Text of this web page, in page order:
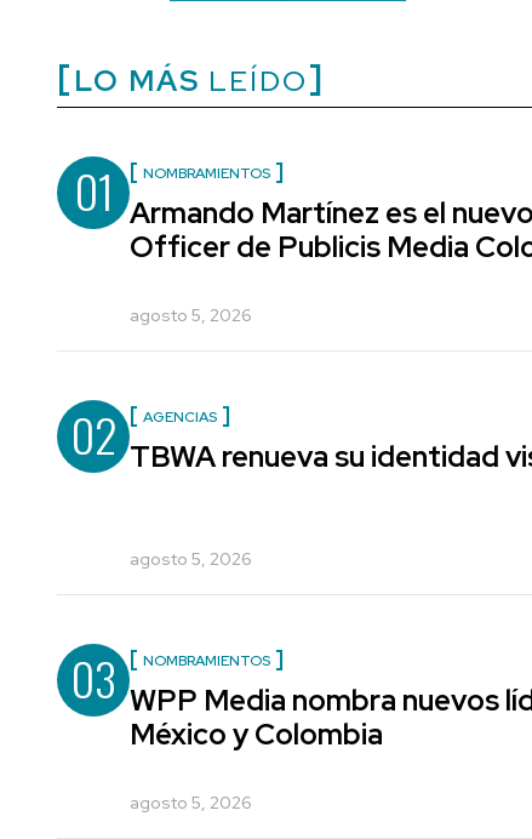
LO MÁS LEÍDO
01 NOMBRAMIENTOS
Armando Martínez es el
Officer de Publicis Media
agosto 5, 2026
02 AGENCIAS
TBWA renueva su identidad
agosto 5, 2026
03 NOMBRAMIENTOS
WPP Media nombra nuevos
México y Colombia
agosto 5, 2026